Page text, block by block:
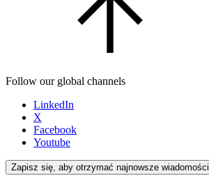
Follow our global channels
LinkedIn
X
Facebook
Youtube
Zapisz się, aby otrzymać najnowsze wiadomości